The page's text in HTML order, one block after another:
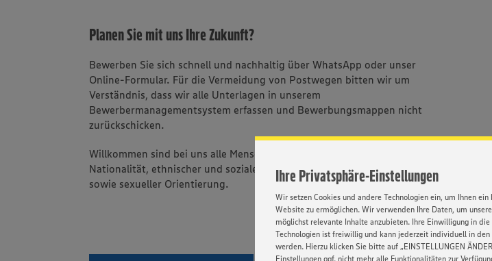
Ihre Privatsphäre-Einstellungen
Wir setzen Cookies und andere Technologien ein, um Ihnen
Website zu ermöglichen. Wir verwenden Ihre Daten, um
möglichst relevante Inhalte anzubieten. Ihre Einwilligung in
Technologien ist freiwillig und kann jederzeit individuell in
werden. Hierzu klicken Sie bitte auf „EINSTELLUNGEN
Einstellungen ggf. nicht mehr alle Funktionalitäten zur
Planen Sie mit uns Ihre Zukunft?
Bewerben Sie sich schnell und nachhaltig über WhatsApp oder unser
Online-Formular. Für die Vermeidung von Postwegen bitten wir um
Verständnis, dass wir alle Unterlagen in unserem
Bewerbermanagementsystem erfassen und Bewerbungsmappen nicht
zurückschicken.
Willkommen sind bei uns alle Menschen - unabhängig von Geschlecht,
Nationalität, ethnischer und sozialer Herkunft, Behinderung, Religion, Alter
sowie sexueller Orientierung.